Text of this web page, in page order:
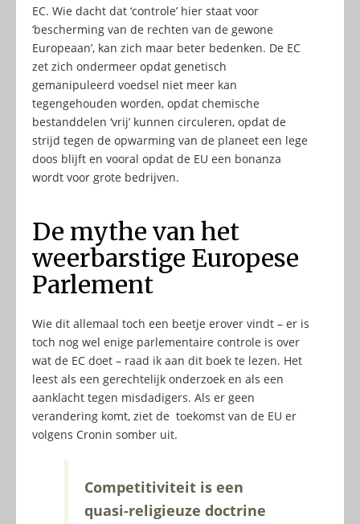
EC. Wie dacht dat ‘controle’ hier staat voor
‘bescherming van de rechten van de gewone
Europeaan’, kan zich maar beter bedenken. De EC
zet zich ondermeer opdat genetisch
gemanipuleerd voedsel niet meer kan
tegengehouden worden, opdat chemische
bestanddelen ‘vrij’ kunnen circuleren, opdat de
strijd tegen de opwarming van de planeet een lege
doos blijft en vooral opdat de EU een bonanza
wordt voor grote bedrijven.
De mythe van het
weerbarstige Europese
Parlement
Wie dit allemaal toch een beetje erover vindt – er is
toch nog wel enige parlementaire controle is over
wat de EC doet – raad ik aan dit boek te lezen. Het
leest als een gerechtelijk onderzoek en als een
aanklacht tegen misdadigers. Als er geen
verandering komt, ziet de toekomst van de EU er
volgens Cronin somber uit.
Competitiviteit is een
quasi-religieuze doctrine